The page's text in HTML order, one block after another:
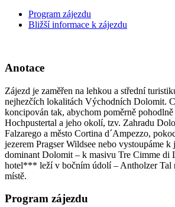
Program zájezdu
Bližší informace k zájezdu
Anotace
Zájezd je zaměřen na lehkou a střední
nejhezčích lokalitách Východních Dolomit.
koncipován tak, abychom poměrně
Hochpustertal a jeho okolí, tzv. Zahradu
Falzarego a město Cortina d´Ampezzo,
jezerem Pragser Wildsee nebo vystoupáme k
dominant Dolomit – k masivu Tre Cimme di
hotel*** leží v bočním údolí – Antholzer Tal
místě.
Program zájezdu